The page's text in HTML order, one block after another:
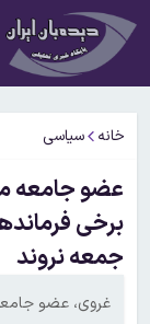
خانه سیاسی
برخی
جمعه نروند
غروی، عضو